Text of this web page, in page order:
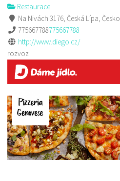
Restaurace
Na Nivách 3176, Česká Lípa, Česko
775667788775667788
http://www.diego.cz/
rozvoz